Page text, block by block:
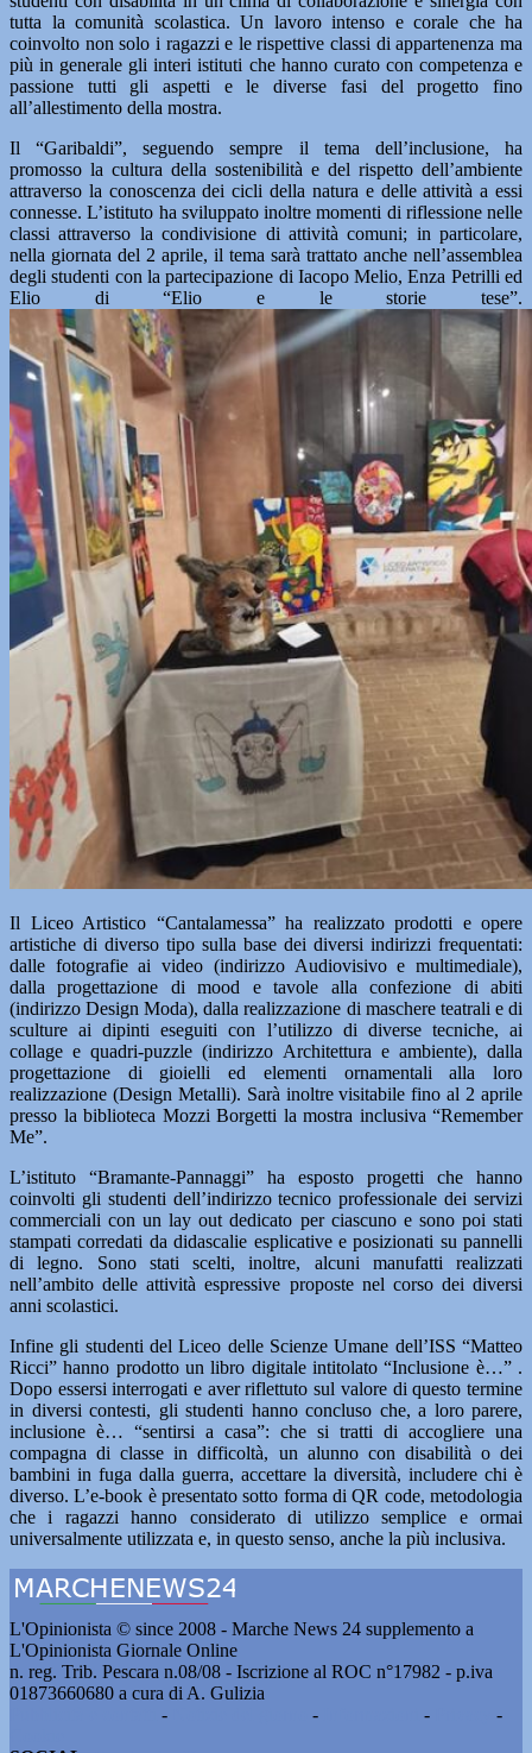
tutta la comunità scolastica. Un lavoro intenso e corale che ha
coinvolto non solo i ragazzi e le rispettive classi di appartenenza ma
più in generale gli interi istituti che hanno curato con competenza e
passione tutti gli aspetti e le diverse fasi del progetto fino
all’allestimento della mostra.
Il “Garibaldi”, seguendo sempre il tema dell’inclusione, ha
promosso la cultura della sostenibilità e del rispetto dell’ambiente
attraverso la conoscenza dei cicli della natura e delle attività a essi
connesse. L’istituto ha sviluppato inoltre momenti di riflessione nelle
classi attraverso la condivisione di attività comuni; in particolare,
nella giornata del 2 aprile, il tema sarà trattato anche nell’assemblea
degli studenti con la partecipazione di Iacopo Melio, Enza Petrilli ed
Elio di “Elio e le storie tese”.
Il Liceo Artistico “Cantalamessa” ha realizzato prodotti e opere
artistiche di diverso tipo sulla base dei diversi indirizzi frequentati:
dalle fotografie ai video (indirizzo Audiovisivo e multimediale),
dalla progettazione di mood e tavole alla confezione di abiti
(indirizzo Design Moda), dalla realizzazione di maschere teatrali e di
sculture ai dipinti eseguiti con l’utilizzo di diverse tecniche, ai
collage e quadri-puzzle (indirizzo Architettura e ambiente), dalla
progettazione di gioielli ed elementi ornamentali alla loro
realizzazione (Design Metalli). Sarà inoltre visitabile fino al 2 aprile
presso la biblioteca Mozzi Borgetti la mostra inclusiva “Remember
Me”.
L’istituto “Bramante-Pannaggi” ha esposto progetti che hanno
coinvolti gli studenti dell’indirizzo tecnico professionale dei servizi
commerciali con un lay out dedicato per ciascuno e sono poi stati
stampati corredati da didascalie esplicative e posizionati su pannelli
di legno. Sono stati scelti, inoltre, alcuni manufatti realizzati
nell’ambito delle attività espressive proposte nel corso dei diversi
anni scolastici.
Infine gli studenti del Liceo delle Scienze Umane dell’ISS “Matteo
Ricci” hanno prodotto un libro digitale intitolato “Inclusione è…” .
Dopo essersi interrogati e aver riflettuto sul valore di questo termine
in diversi contesti, gli studenti hanno concluso che, a loro parere,
inclusione è… “sentirsi a casa”: che si tratti di accogliere una
compagna di classe in difficoltà, un alunno con disabilità o dei
bambini in fuga dalla guerra, accettare la diversità, includere chi è
diverso. L’e-book è presentato sotto forma di QR code, metodologia
che i ragazzi hanno considerato di utilizzo semplice e ormai
universalmente utilizzata e, in questo senso, anche la più inclusiva.
L'Opinionista © since 2008 - Marche News 24 supplemento a
L'Opinionista Giornale Online
n. reg. Trib. Pescara n.08/08 - Iscrizione al ROC n°17982 - p.iva
01873660680 a cura di A. Gulizia
- - -
-